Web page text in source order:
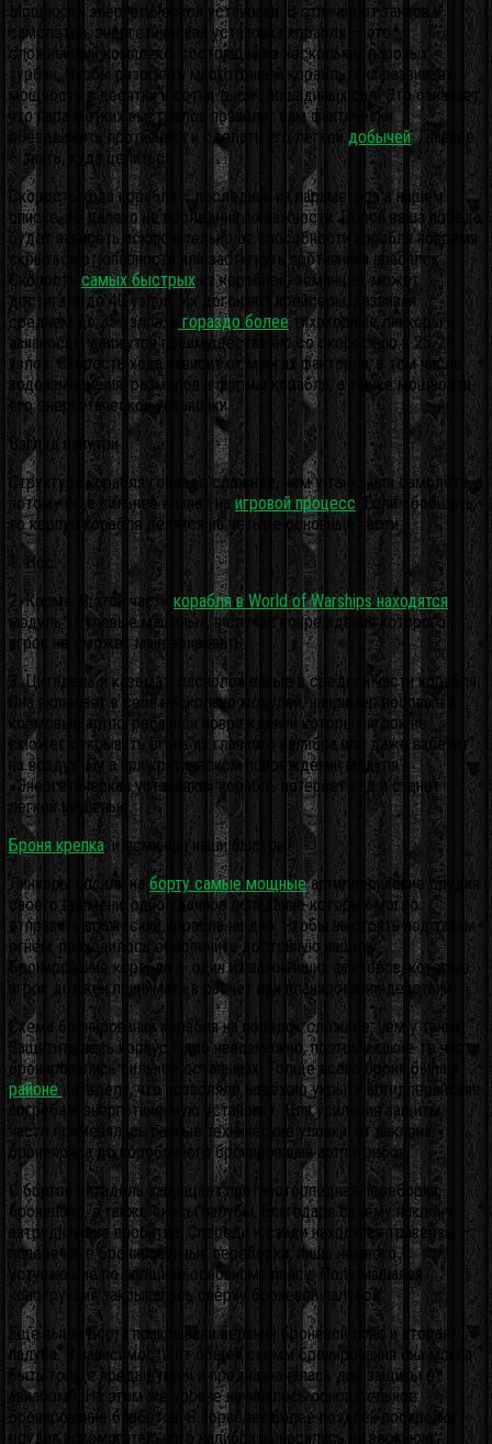
Мощность энергетической установки. В отличие от танков и
самолётов, энергетическая установка корабля — это
сложнейший комплекс, состоящий из нескольких паровых
турбин. Чтобы разогнать многотонный корабль, она развивает
мощность в десятки и сотни тысяч лошадиных сил! Это означает,
что пара метких выстрелов позволит вам фактически
обездвижить противника и сделать его легкойдобычей. Главное
– знать, куда целиться.
Скорость хода корабля – последний из параметров в нашем
списке, но далеко не последний по важности. Порой ваша победа
будет зависеть исключительно от способности корабля вовремя
скрыться от опасности или застигнуть противника врасплох.
Скорость самых быстрых из кораблей, эсминцев, может
достигать до 40 узлов. Их догоняют крейсеры, развивая
среднем до 35 узлов, а
гораздо болеетихоходные линкоры и
авианосцы движутся преимущественно со скоростью в 25-28
узлов. Скорость хода зависит от многих факторов, в том числе
водоизмещения, размеров и формы корабля, а также мощности
его энергетической установки.
Взгляд изнутри
Структура корабля гораздо сложнее, чем у танка или самолёта, а
потому ещё сильнее влияет на игровой процесс . Если обобщить,
то корпус корабля делятся на четыре основные части:
1. Нос.
2. Корма. В этой части корабля в World of Warships находятся
модуль «Рулевые машины», в случае повреждения которого
игрок не сможет маневрировать.
3. Цитадель и каземат, расположенные в средней части корабля.
Она включает в себя несколько модулей, например носовые и
кормовые артпогреба, при повреждении которых игрок не
сможет открывать огонь из главного калибра или даже взлетит
на воздух. Ну а при критическом повреждении модуля
«Энергетическая установка» корабль потеряет ход и станет
лёгкой мишенью.
Броня крепка, и эсминцы наши быстры!
Линкоры носили наборту самые мощныеартиллерийские орудия
своего времени, одно удачное попадание которых могло
отправить вражеский корабль на дно. Чтобы выстоять под таким
огнём, приходилось обеспечить достойную защиту.
Бронирование корабля — один из важнейших факторов, которые
игрок должен принимать в расчёт при планировании действий.
Схема бронирования корабля на порядок сложнее, чем у танка.
Защитить весь корпус было невозможно, поэтому какие-то части
бронировались сильнее остальных. Толще всего броня была в
районецитадели, что позволяло надёжно укрыть артиллерийские
погреба и энергетическую установку. Для усиления защиты
часто применялись разные технические уловки: от наклона
бронепояса до коробочного бронирования артпогребов.
С бортов цитадель защищает противоторпедная переборка,
бронепояс, а также скосы палубы, благодаря своему наклону
затруднявшие пробитие. Спереди и сзади находятся траверзы —
поперечные бронированные переборки, лишь немного
уступающие по толщине основному поясу. Получившаяся
конструкция закрывалась сверху броневой палубой.
Ещё выше борта прикрывали верхний броневой пояс и вторая
палуба. В зависимости от общей схемы бронирования она могла
быть толще предыдущей и предназначалась для защиты от
авиабомб. На этом же уровне начиналось основательное
бронирование барбетов. В кораблях более поздней постройки
орудия вспомогательного калибра выносились на верхнюю